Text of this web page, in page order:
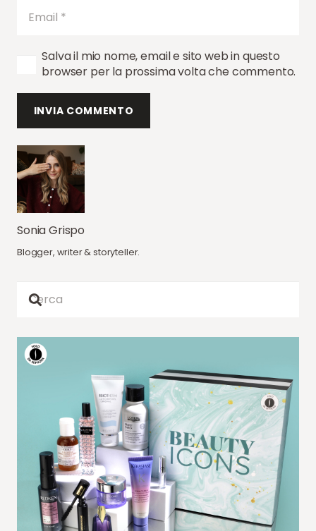
Salva il mio nome, email e sito web in questo
browser per la prossima volta che commento.
INVIA COMMENTO
Sonia Grispo
Blogger, writer & storyteller.